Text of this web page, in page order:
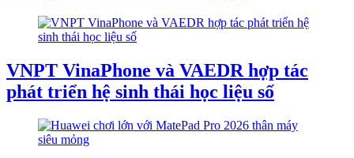
VNPT VinaPhone và VAEDR hợp tác
phát triển hệ sinh thái học liệu số